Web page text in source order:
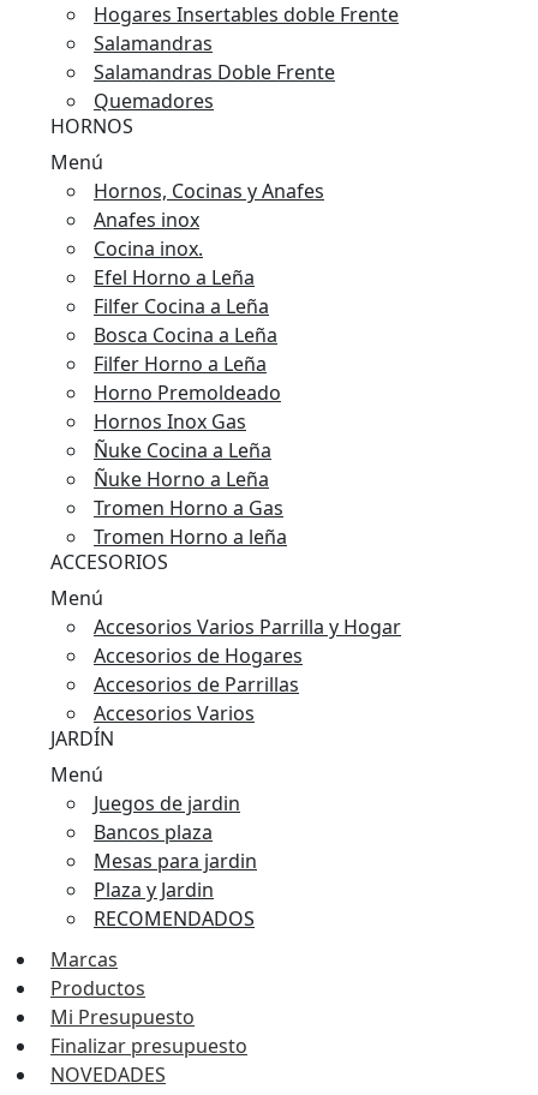
Hogares Insertables doble Frente
Salamandras
Salamandras Doble Frente
Quemadores
HORNOS
Menú
Hornos, Cocinas y Anafes
Anafes inox
Cocina inox.
Efel Horno a Leña
Filfer Cocina a Leña
Bosca Cocina a Leña
Filfer Horno a Leña
Horno Premoldeado
Hornos Inox Gas
Ñuke Cocina a Leña
Ñuke Horno a Leña
Tromen Horno a Gas
Tromen Horno a leña
ACCESORIOS
Menú
Accesorios Varios Parrilla y Hogar
Accesorios de Hogares
Accesorios de Parrillas
Accesorios Varios
JARDÍN
Menú
Juegos de jardin
Bancos plaza
Mesas para jardin
Plaza y Jardin
RECOMENDADOS
Marcas
Productos
Mi Presupuesto
Finalizar presupuesto
NOVEDADES